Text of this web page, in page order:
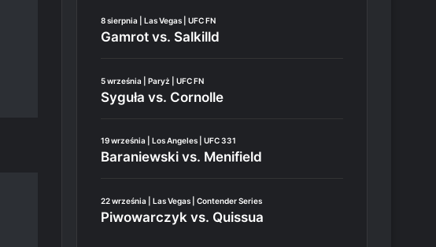
8 sierpnia | Las Vegas | UFC FN
Gamrot vs. Salkilld
5 września | Paryż | UFC FN
Syguła vs. Cornolle
19 września | Los Angeles | UFC 331
Baraniewski vs. Menifield
22 września | Las Vegas | Contender Series
Piwowarczyk vs. Quissua